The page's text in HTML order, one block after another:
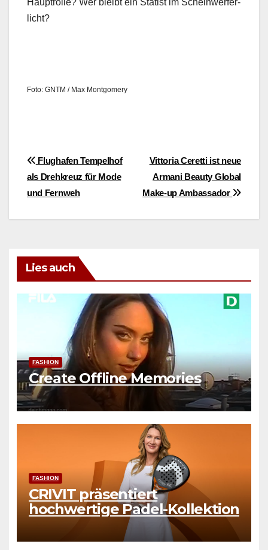
Haup­trol­le? Wer bleibt ein Sta­tist im Schein­wer­fer­
licht?
Foto: GNTM / Max Mont­gomery
Beitragsnavigation
Vittoria Ceretti ist neue
Armani Beauty Global
Make-up Ambassador
Flughafen Tempelhof
als Drehkreuz für Mode
und Fernweh
Lies auch
FASHION
Create Offline Memories
FASHION
CRIVIT präsentiert
hochwertige Padel-Kollektion